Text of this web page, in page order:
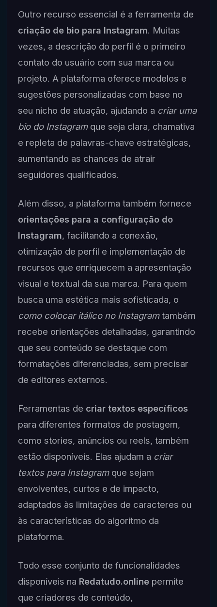
Outro recurso essencial é a ferramenta de
criação de bio para Instagram. Muitas
vezes, a descrição do perfil é o primeiro
contato do usuário com sua marca ou
projeto. A plataforma oferece modelos e
sugestões personalizadas com base no
seu nicho de atuação, ajudando a criar uma
bio do Instagramque seja clara, chamativa
e repleta de palavras-chave estratégicas,
aumentando as chances de atrair
seguidores qualificados.
Além disso, a plataforma também fornece
orientações para a configuração do
Instagram, facilitando a conexão,
otimização de perfil e implementação de
recursos que enriquecem a apresentação
visual e textual da sua marca. Para quem
busca uma estética mais sofisticada, o
como colocar itálico no Instagramtambém
recebe orientações detalhadas, garantindo
que seu conteúdo se destaque com
formatações diferenciadas, sem precisar
de editores externos.
Ferramentas de criar textos específicos
para diferentes formatos de postagem,
como stories, anúncios ou reels, também
estão disponíveis. Elas ajudam a criar
textos para Instagramque sejam
envolventes, curtos e de impacto,
adaptados às limitações de caracteres ou
às características do algoritmo da
plataforma.
Todo esse conjunto de funcionalidades
disponíveis na Redatudo.onlinepermite
que criadores de conteúdo,